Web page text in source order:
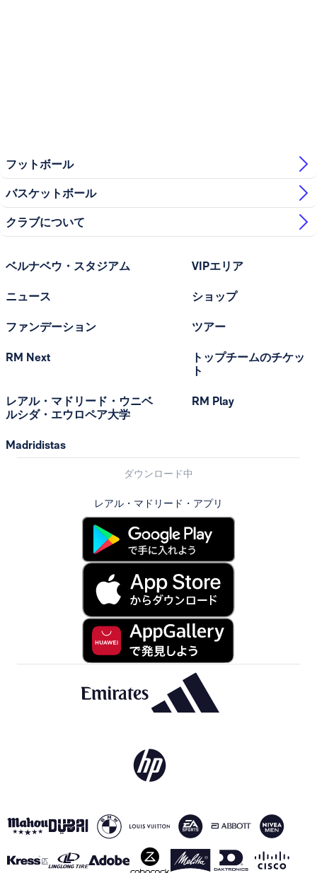
フットボール
バスケットボール
クラブについて
ベルナベウ・スタジアム
ニュース
ファンデーション
RM Next
レアル・マドリード・ウニベ
ルシダ・エウロペア大学
Madridistas
VIPエリア
ショップ
ツアー
トップチームのチケッ
ト
RM Play
ダウンロード中
レアル・マドリード・アプリ